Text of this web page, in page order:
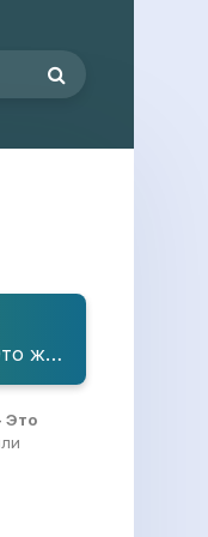
Ярослав Леонов - Это жизнь
Это